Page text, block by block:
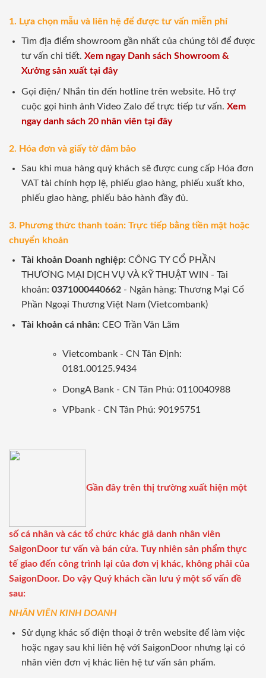
1. Lựa chọn mẫu và liên hệ để được tư vấn miễn phí
Tìm địa điểm showroom gần nhất của chúng tôi để được
tư vấn chi tiết. Xem ngay Danh sách Showroom &
Xưởng sản xuất tại đây
Gọi điện/ Nhắn tin đến hotline trên website. Hỗ trợ
cuộc gọi hình ảnh Video Zalo để trực tiếp tư vấn. Xem
ngay danh sách 20 nhân viên tại đây
2. Hóa đơn và giấy tờ đảm bảo
Sau khi mua hàng quý khách sẽ được cung cấp Hóa đơn
VAT tài chính hợp lệ, phiếu giao hàng, phiếu xuất kho,
phiếu giao hàng, phiếu bảo hành đầy đủ.
3. Phương thức thanh toán: Trực tiếp bằng tiền mặt hoặc
chuyển khoản
Tài khoản Doanh nghiệp:CÔNG TY CỔ PHẦN
THƯƠNG MẠI DỊCH VỤ VÀ KỸ THUẬT WIN - Tài
khoản: 0371000440662- Ngân hàng: Thương Mại Cổ
Phần Ngoại Thương Việt Nam (Vietcombank)
Tài khoản cá nhân: CEO Trần Văn Lãm
Vietcombank - CN Tân Định:
0181.00125.9434
DongA Bank - CN Tân Phú: 0110040988
VPbank - CN Tân Phú: 90195751
Gần đây trên thị trường xuất hiện một
số cá nhân và các tổ chức khác giả danh nhân viên
SaigonDoor tư vấn và bán cửa. Tuy nhiên sản phẩm thực
tế giao đến công trình lại của đơn vị khác, không phải của
SaigonDoor. Do vậy Quý khách cần lưu ý một số vấn đề
sau:
NHÂN VIÊN KINH DOANH
Sử dụng khác số điện thoại ở trên website để làm việc
hoặc ngay sau khi liên hệ với SaigonDoor nhưng lại có
nhân viên đơn vị khác liên hệ tư vấn sản phẩm.